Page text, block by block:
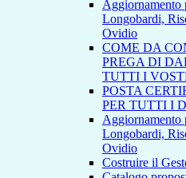
Aggiornamento
Longobardi,
Ovidio
COME DA
PREGA DI
TUTTI I
POSTA
PER TUTTI I
Aggiornamento
Longobardi,
Ovidio
Costruire il